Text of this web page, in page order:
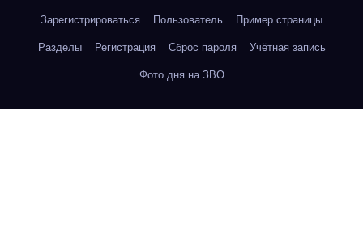
Зарегистрироваться Пользователь Пример страницы
Разделы Регистрация Сброс пароля Учётная запись
Фото дня на ЗВО